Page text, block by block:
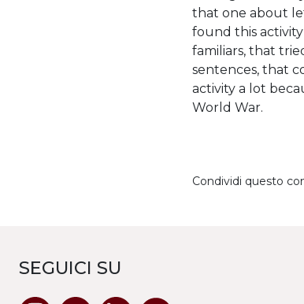
that one about
found this
familiars, that
sentences, that
activity a lot
World War.
Condividi questo
SEGUICI SU